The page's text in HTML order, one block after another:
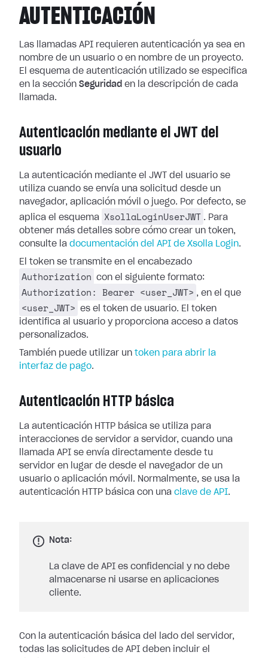
AUTENTICACIÓN
Las llamadas API requieren autenticación ya sea en
nombre de un usuario o en nombre de un proyecto.
El esquema de autenticación utilizado se especifica
en la sección Seguridad en la descripción de cada
llamada.
Autenticación mediante el JWT del
usuario
La autenticación mediante el JWT del usuario se
utiliza cuando se envía una solicitud desde un
navegador, aplicación móvil o juego. Por defecto, se
aplica el esquema
XsollaLoginUserJWT . Para
obtener más detalles sobre cómo crear un token,
consulte la documentación del API de Xsolla Login.
El token se transmite en el encabezado
Authorization con el siguiente formato:
Authorization: Bearer <user_JWT> , en el que
<user_JWT>
es el token de usuario. El token
identifica al usuario y proporciona acceso a datos
personalizados.
También puede utilizar un token para abrir la
interfaz de pago.
Autenticación HTTP básica
La autenticación HTTP básica se utiliza para
interacciones de servidor a servidor, cuando una
llamada API se envía directamente desde tu
servidor en lugar de desde el navegador de un
usuario o aplicación móvil. Normalmente, se usa la
autenticación HTTP básica con una clave de API.
Nota:
La clave de API es confidencial y no debe
almacenarse ni usarse en aplicaciones
cliente.
Con la autenticación básica del lado del servidor,
todas las solicitudes de API deben incluir el